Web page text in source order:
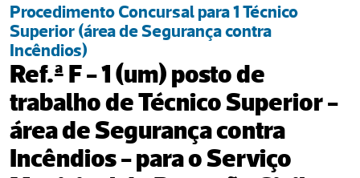
Procedimento Concursal para 1 Técnico
Superior (área de Segurança contra
Incêndios)
Ref.ª F - 1 (um) posto de
trabalho de Técnico Superior -
área de Segurança contra
Incêndios - para o Serviço